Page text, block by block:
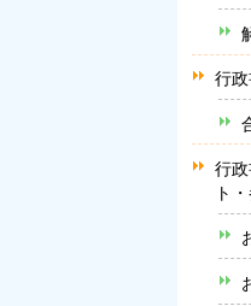
行
行
ト